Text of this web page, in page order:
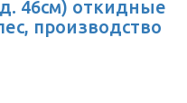
46см) откидные
производство